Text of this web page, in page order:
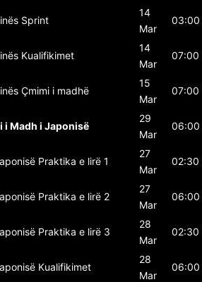
Sprint
14
Mar
03:00
Kualifikimet
14
Mar
07:00
Çmimi i madhë
15
Mar
07:00
i Madh i Japonisë
29
Mar
06:00
Praktika e lirë 1
27
Mar
02:30
Praktika e lirë 2
27
Mar
06:00
Praktika e lirë 3
28
Mar
02:30
Kualifikimet
28
Mar
06:00